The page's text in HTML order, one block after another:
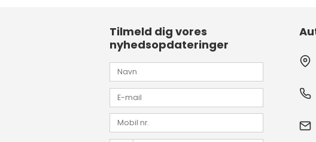
Tilmeld dig vores
nyhedsopdateringer